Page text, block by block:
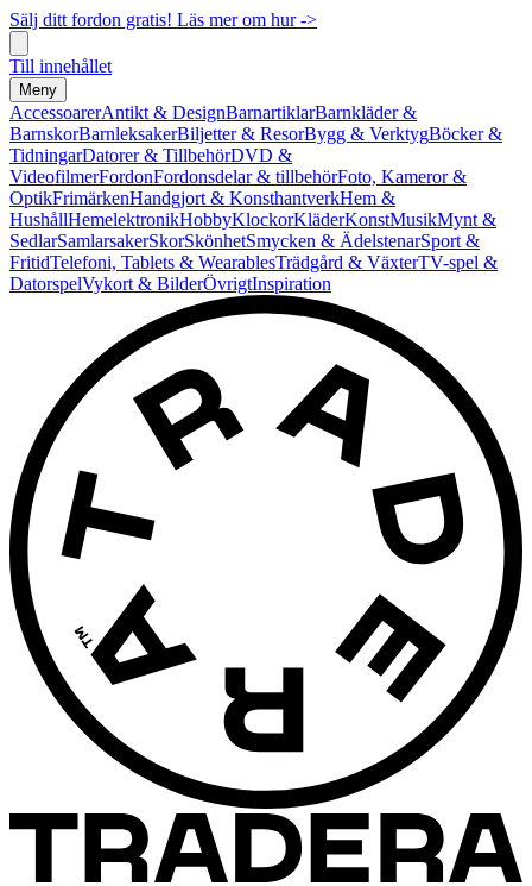
Sälj ditt fordon gratis! Läs mer om hur ->
Till innehållet
Meny
AccessoarerAntikt & DesignBarnartiklarBarnkläder &
BarnskorBarnleksakerBiljetter & ResorBygg & VerktygBöcker &
TidningarDatorer & TillbehörDVD &
VideofilmerFordonFordonsdelar & tillbehörFoto, Kameror &
OptikFrimärkenHandgjort & KonsthantverkHem &
HushållHemelektronikHobbyKlockorKläderKonstMusikMynt &
SedlarSamlarsakerSkorSkönhetSmycken & ÄdelstenarSport &
FritidTelefoni, Tablets & WearablesTrädgård & VäxterTV-spel &
DatorspelVykort & BilderÖvrigtInspiration